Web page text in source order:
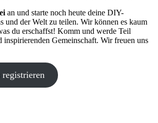
an und starte noch heute deine DIY-
und der Welt zu teilen. Wir können es kaum
du erschaffst! Komm und werde Teil
inspirierenden Gemeinschaft. Wir freuen uns
registrieren